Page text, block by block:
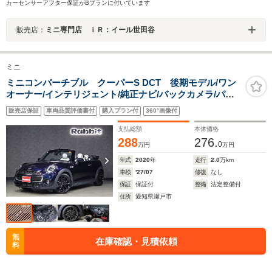
カーセンサーアフター保証がBプランに付いています
販売店： ミニ専門店 ｉＲ：イール世田谷
ミニ
ミニコンバーチブル クーパーS DCT 後期モデル/ワン
オーナー/インテリジェント/純正ナビ/バックカメラ/パー
クアシスト/ACC/ユニオンジャックテール/ユニオンジャ
ック柄ソフトトップ/LEDヘッド/アンビエント/ウインドデ
ィフレクター
販売店保証 車両品質評価書付 購入プラン付 360°画像付
支払総額
288万円
本体価格
276.0万円
年式 2020年 走行 2.0万km
車検
'27/07 修復
なし
保証
保証付 整備
法定整備付
住所
愛知県瀬戸市
無
料
在庫確認・見積依頼